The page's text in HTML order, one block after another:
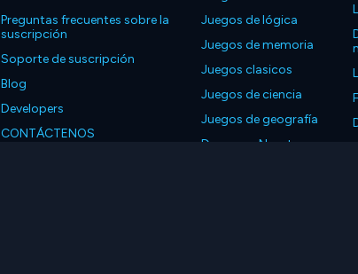
Preguntas frecuentes sobre la
suscripción
Soporte de suscripción
Blog
Developers
CONTÁCTENOS
Juegos de lógica
Juegos de memoria
Juegos clasicos
Juegos de ciencia
Juegos de geografía
Descarga Nuestras